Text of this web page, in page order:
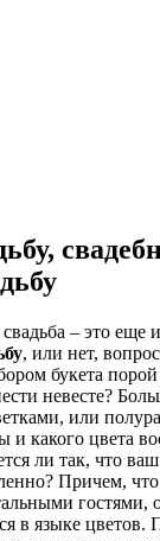
– это еще
, или нет,
букета
невесте?
или
и какого цвета
ли так, что ваш
Причем,
гостями,
в языке цветов.